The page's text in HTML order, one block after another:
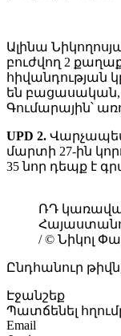
Ալինա
բուժվող 2
հիվանդության
են բացասական,
Գումարային՝
UPD 2. Վարչապետ
մարտի 27-ին
35 նոր դեպք է
ՌԴ
/ © Նիկոլ
Ընդհանուր
Էջանշեք
Պատճենել
Email